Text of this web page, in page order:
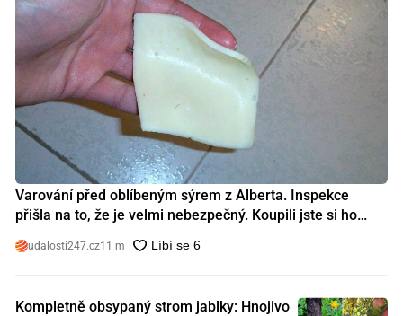
Varování před oblíbeným sýrem z Alberta. Inspekce
přišla na to, že je velmi nebezpečný. Koupili jste si ho
udalosti247.cz11 m
Kompletně obsypaný strom jablky: Hnojivo